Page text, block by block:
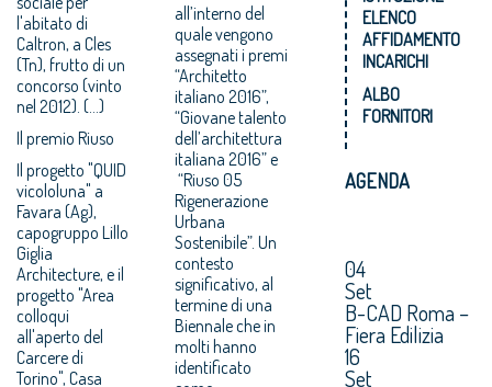
l'abitato di
Caltron, a Cles
(Tn), frutto di un
concorso (vinto
nel 2012). (...)
Il premio Riuso
Il progetto "QUID
vicololuna" a
Favara (Ag),
capogruppo Lillo
Giglia
Architecture, e il
progetto "Area
colloqui
all'aperto del
Carcere di
Torino", Casa
all’interno del
quale vengono
assegnati i premi
“Architetto
italiano 2016”,
“Giovane talento
dell’architettura
italiana 2016” e
“Riuso 05
Rigenerazione
Urbana
Sostenibile”. Un
contesto
significativo, al
termine di una
Biennale che in
molti hanno
identificato
ELENCO
AFFIDAMENTO
INCARICHI
ALBO
FORNITORI
AGENDA
04
Set
B-CAD Roma –
Fiera Edilizia
16
Set